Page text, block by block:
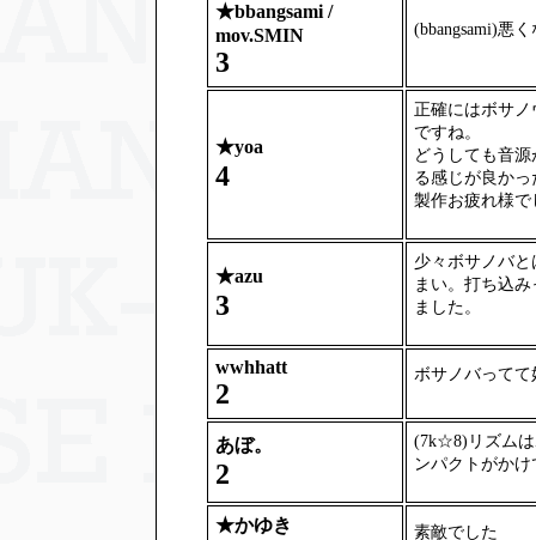
★bbangsami /
mov.SMIN
3
(bbangsami)悪
★yoa
4
正確にはボサ
ですね。
どうしても音
る感じが良か
製作お疲れ様で
★azu
3
少々ボサノバ
まい。打ち込
ました。
wwhhatt
2
ボサノバってて
あぼ。
2
(7k☆8)リズムは
ンパクトがか
★かゆき 素敵でした